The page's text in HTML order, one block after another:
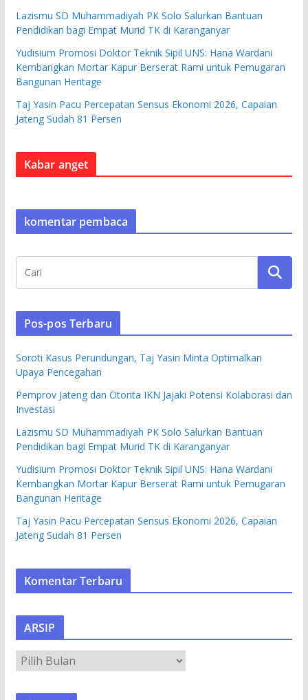
Lazismu SD Muhammadiyah PK Solo Salurkan Bantuan
Pendidikan bagi Empat Murid TK di Karanganyar
Yudisium Promosi Doktor Teknik Sipil UNS: Hana Wardani
Kembangkan Mortar Kapur Berserat Rami untuk Pemugaran
Bangunan Heritage
Taj Yasin Pacu Percepatan Sensus Ekonomi 2026, Capaian
Jateng Sudah 81 Persen
Kabar anget
komentar pembaca
Pos-pos Terbaru
Soroti Kasus Perundungan, Taj Yasin Minta Optimalkan
Upaya Pencegahan
Pemprov Jateng dan Otorita IKN Jajaki Potensi Kolaborasi dan
Investasi
Lazismu SD Muhammadiyah PK Solo Salurkan Bantuan
Pendidikan bagi Empat Murid TK di Karanganyar
Yudisium Promosi Doktor Teknik Sipil UNS: Hana Wardani
Kembangkan Mortar Kapur Berserat Rami untuk Pemugaran
Bangunan Heritage
Taj Yasin Pacu Percepatan Sensus Ekonomi 2026, Capaian
Jateng Sudah 81 Persen
Komentar Terbaru
ARSIP
R
S